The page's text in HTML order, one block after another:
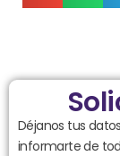
Déjanos tus
informarte de